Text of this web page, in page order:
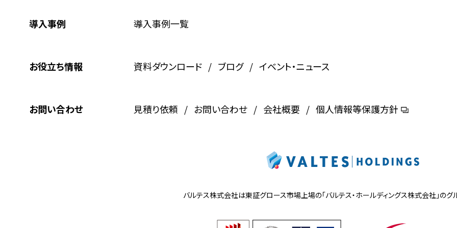
導入事例 導入事例一覧
お役立ち情報 資料ダウンロード ブログ イベント・ニュース
お問い合わせ 見積り依頼 お問い合わせ 会社概要 個人情報等保護方針
バルテス株式会社は東証グロース市場上場の「バルテス・ホールディングス株式会社」のグ